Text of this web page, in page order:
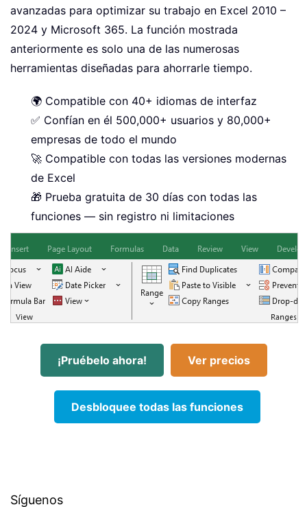
avanzadas para optimizar su trabajo en Excel 2010 –
2024 y Microsoft 365. La función mostrada
anteriormente es solo una de las numerosas
herramientas diseñadas para ahorrarle tiempo.
🌍 Compatible con 40+ idiomas de interfaz
✅ Confían en él 500,000+ usuarios y 80,000+
empresas de todo el mundo
🚀 Compatible con todas las versiones modernas
de Excel
🎁 Prueba gratuita de 30 días con todas las
funciones — sin registro ni limitaciones
¡Pruébelo ahora! Ver precios
Desbloquee todas las funciones
Síguenos